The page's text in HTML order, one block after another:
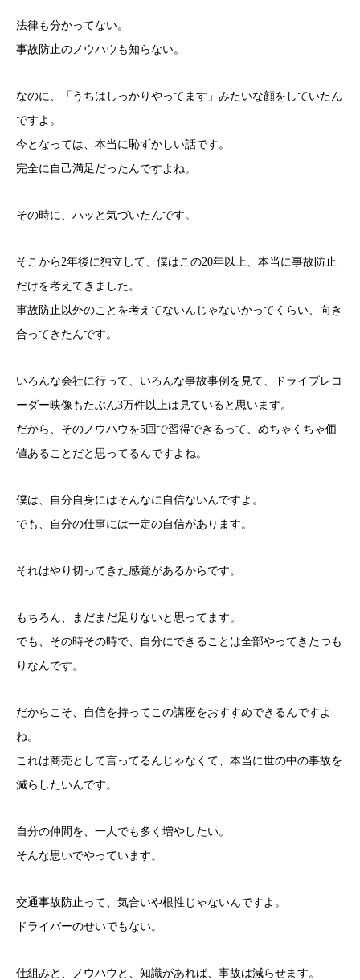
法律も分かってない。
事故防止のノウハウも知らない。
なのに、「うちはしっかりやってます」みたいな顔をしていたん
ですよ。
今となっては、本当に恥ずかしい話です。
完全に自己満足だったんですよね。
その時に、ハッと気づいたんです。
そこから2年後に独立して、僕はこの20年以上、本当に事故防止
だけを考えてきました。
事故防止以外のことを考えてないんじゃないかってくらい、向き
合ってきたんです。
いろんな会社に行って、いろんな事故事例を見て、ドライブレコ
ーダー映像もたぶん3万件以上は見ていると思います。
だから、そのノウハウを5回で習得できるって、めちゃくちゃ価
値あることだと思ってるんですよね。
僕は、自分自身にはそんなに自信ないんですよ。
でも、自分の仕事には一定の自信があります。
それはやり切ってきた感覚があるからです。
もちろん、まだまだ足りないと思ってます。
でも、その時その時で、自分にできることは全部やってきたつも
りなんです。
だからこそ、自信を持ってこの講座をおすすめできるんですよ
ね。
これは商売として言ってるんじゃなくて、本当に世の中の事故を
減らしたいんです。
自分の仲間を、一人でも多く増やしたい。
そんな思いでやっています。
交通事故防止って、気合いや根性じゃないんですよ。
ドライバーのせいでもない。
仕組みと、ノウハウと、知識があれば、事故は減らせます。